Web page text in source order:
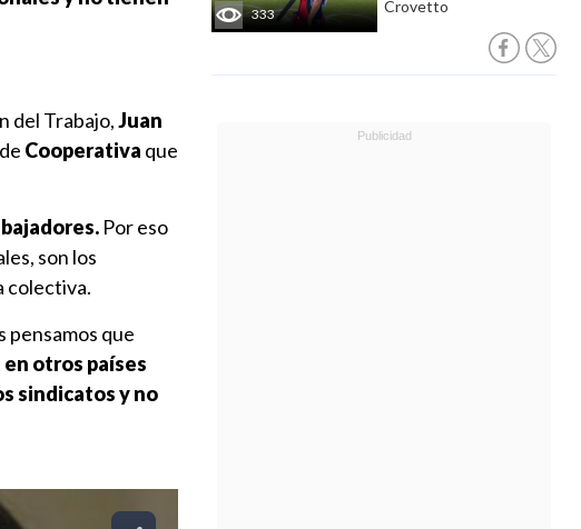
333
Crovetto
del Trabajo,Juan
de Cooperativa que
Por eso
son los
colectiva.
pensamos que
otros países
sindicatos y no